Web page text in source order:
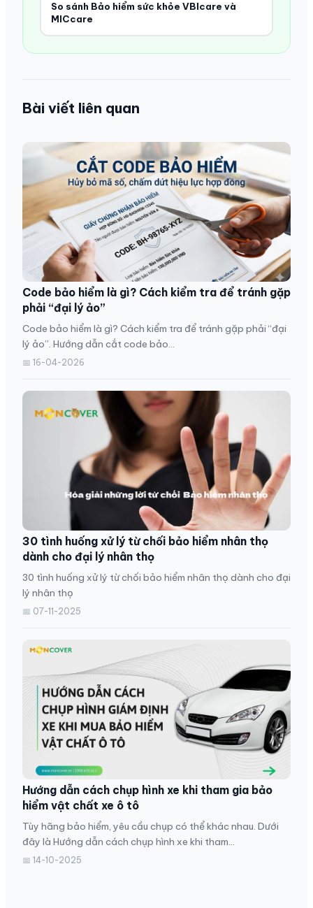
So sánh Bảo hiểm sức khỏe VBIcare và
MICcare
Bài viết liên quan
Code bảo hiểm là gì? Cách kiểm tra để tránh gặp
phải “đại lý ảo”
Code bảo hiểm là gì? Cách kiểm tra để tránh gặp phải “đại
lý ảo”. Hướng dẫn cắt code bảo...
📅 16-04-2026
30 tình huống xử lý từ chối bảo hiểm nhân thọ
dành cho đại lý nhân thọ
30 tình huống xử lý từ chối bảo hiểm nhân thọ dành cho đại
lý nhân thọ
📅 07-11-2025
Hướng dẫn cách chụp hình xe khi tham gia bảo
hiểm vật chất xe ô tô
Tùy hãng bảo hiểm, yêu cầu chụp có thể khác nhau. Dưới
đây là Hướng dẫn cách chụp hình xe khi tham...
📅 14-10-2025